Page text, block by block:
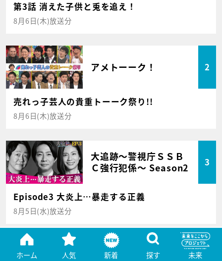
第3話 消えた子供と兎を追え！
8月6日(木)放送分
アメトーーク！ 2
売れっ子芸人の貴重トーーク祭り!!
8月6日(木)放送分
大追跡～警視庁ＳＳＢ
Ｃ強行犯係～ Season2
3
Episode3 大炎上…暴走する正義
8月5日(水)放送分
クロスロード ～救命救
ホーム 人気 新着 探す 未来